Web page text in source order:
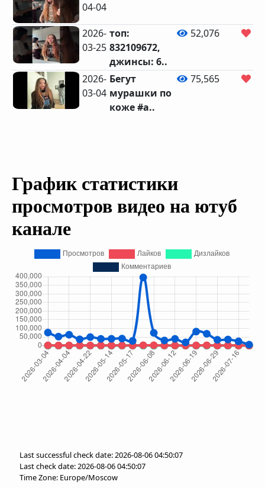
04-04
2026-
03-25
топ:
832109672,
джинсы: 6..
52,076
2026-
03-04
Бегут
мурашки по
коже #а..
75,565
График статистики
просмотров видео на ютуб
канале
Last successful check date: 2026-08-06 04:50:07
Last check date: 2026-08-06 04:50:07
Time Zone: Europe/Moscow